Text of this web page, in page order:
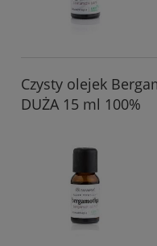
Czysty olejek
DUŻA 15 ml 100%